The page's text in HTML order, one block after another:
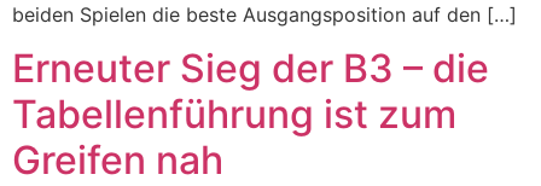
beiden Spielen die beste Ausgangsposition auf den […]
Erneuter Sieg der B3 – die
Tabellenführung ist zum
Greifen nah